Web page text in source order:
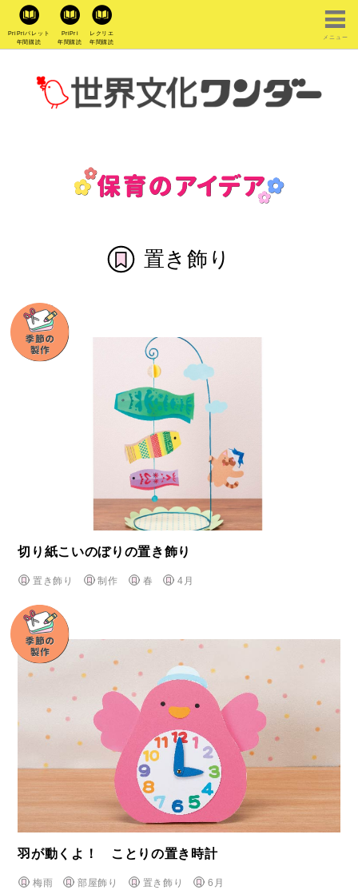
PriPriパレット
年間購読
PriPri
年間購読
レクリエ
年間購読
メニュー
置き飾り
切り紙こいのぼりの置き飾り
置き飾り 制作 春 4月
羽が動くよ！ ことりの置き時計
梅雨 部屋飾り 置き飾り 6月